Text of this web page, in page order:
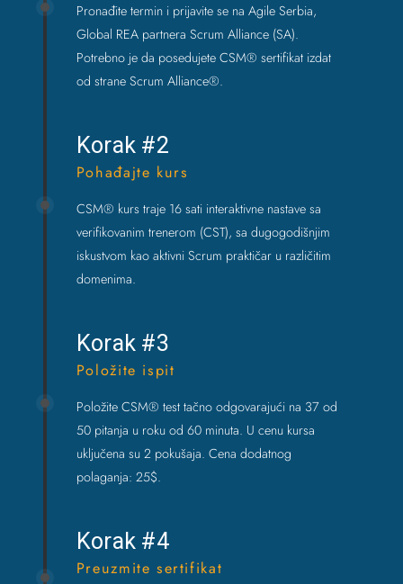
Pronađite termin i prijavite se na Agile Serbia,
Global REA partnera Scrum Alliance (SA).
Potrebno je da posedujete CSM® sertifikat izdat
od strane Scrum Alliance®.
Korak #2
Pohađajte kurs
CSM® kurs traje 16 sati interaktivne nastave sa
verifikovanim trenerom (CST), sa dugogodišnjim
iskustvom kao aktivni Scrum praktičar u različitim
domenima.
Korak #3
Položite ispit
Položite CSM® test tačno odgovarajući na 37 od
50 pitanja u roku od 60 minuta. U cenu kursa
uključena su 2 pokušaja. Cena dodatnog
polaganja: 25$.
Korak #4
Preuzmite sertifikat